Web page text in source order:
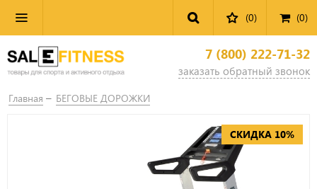
(0) (0)
7 (800) 222-71-32
заказать обратный звонок
Главная БЕГОВЫЕ ДОРОЖКИ
СКИДКА 10%